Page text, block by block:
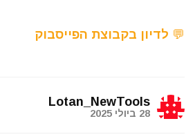
💬 לדיון בקבוצת הפייסבוק
Lotan_NewTools
28 ביולי 2025